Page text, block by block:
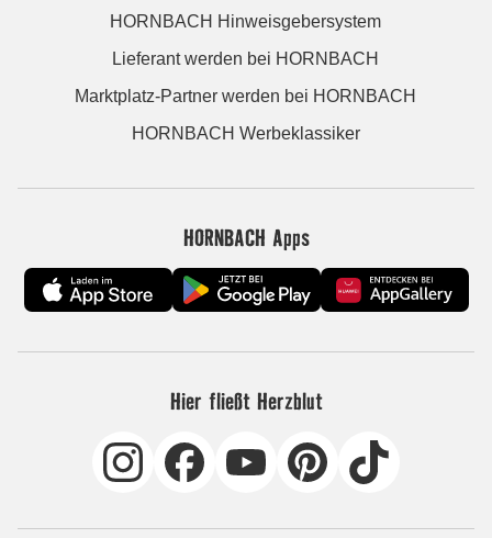
HORNBACH Hinweisgebersystem
Lieferant werden bei HORNBACH
Marktplatz-Partner werden bei HORNBACH
HORNBACH Werbeklassiker
HORNBACH Apps
Hier fließt Herzblut